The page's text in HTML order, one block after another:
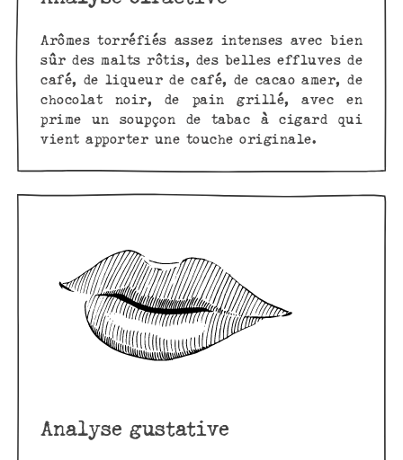
Arômes torréfiés assez intenses avec bien
sûr des malts rôtis, des belles effluves de
café, de liqueur de café, de cacao amer, de
chocolat noir, de pain grillé, avec en
prime un soupçon de tabac à cigard qui
vient apporter une touche originale.
Analyse gustative